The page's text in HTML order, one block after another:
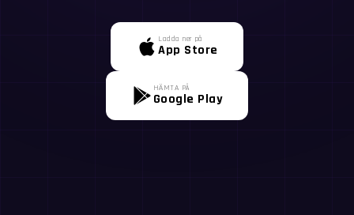
Ladda ner på
App Store
HÄMTA PÅ
Google Play